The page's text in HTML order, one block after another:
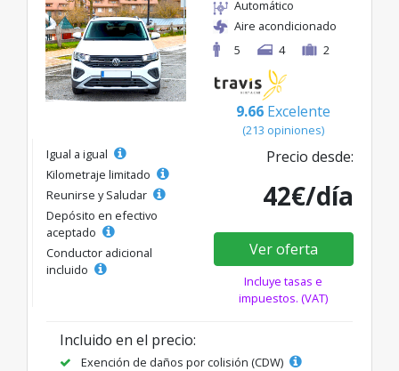
Automático
Aire acondicionado
5
4 2
9.66 Excelente
(213 opiniones)
Igual a igual
Kilometraje limitado
Reunirse y Saludar
Depósito en efectivo
aceptado
Conductor adicional
incluido
Precio desde:
42€/día
Ver oferta
Incluye tasas e
impuestos. (VAT)
Incluido en el precio:
Exención de daños por colisión (CDW)